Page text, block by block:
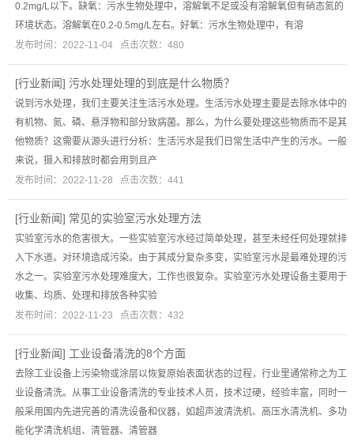
0.2mg/L以下。缺氧：污水生物处理中，溶解氧不足或没有溶解氧但有硝态氮的
环境状态。溶解氧在0.2-0.5mg/L左右。好氧：污水生物处理中，有溶
发布时间：2022-11-04 点击次数：480
[行业新闻] 污水处理处理的到底是什么物质？
说到污水处理，我们主要关注生活污水处理。生活污水处理主要是去除水体中的
有机物、氮、磷、悬浮物和部分致病菌。那么，为什么要处理这些物质而不是其
他物质？这需要从源头进行分析：生活污水是我们日常生活中产生的污水。一般
来说，摄入和排放时都会用到且产
发布时间：2022-11-28 点击次数：441
[行业新闻] 常见的实验室污水处理方法
实验室污水的危害很大。一些实验室污水经过简单处理，甚至未经任何处理就排
入下水道。对环境造成污染。由于其成分复杂多变，实验室污水是最难处理的污
水之一。实验室污水处理难度大，工作也很复杂。实验室污水处理设备主要用于
收集、均质、处理和排放各种实验
发布时间：2022-11-23 点击次数：432
[行业新闻] 工业设备清洗的8个方面
去除工业设备上污染物或涂层以恢复原始表面状态的过程，行业里通常称之为工
业设备清洗。从事工业设备清洗的专业技术人员，技术过硬，经验丰富，同时一
般采用国内先进完善的清洗设备和仪器，如超声波清洗机、高压水清洗机、多功
能化学清洗机组、清管器、清管器